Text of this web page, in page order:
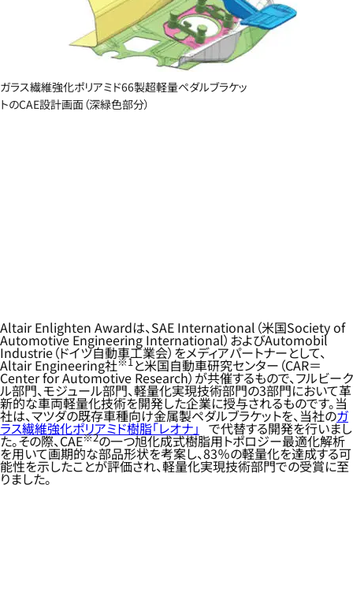
ガラス繊維強化ポリアミド66製超軽量ペダルブラケッ
トのCAE設計画面（深緑色部分）
Altair Enlighten Awardは、SAE International（米国Society of
Automotive Engineering International）およびAutomobil
Industrie（ドイツ自動車工業会）をメディアパートナーとして、
Altair Engineering社※1と米国自動車研究センター（CAR＝
Center for Automotive Research）が共催するもので、フルビーク
ル部門、モジュール部門、軽量化実現技術部門の3部門において革
新的な車両軽量化技術を開発した企業に授与されるものです。当
社は、マツダの既存車種向け金属製ペダルブラケットを、当社のガ
ラス繊維強化ポリアミド樹脂「レオナ」 で代替する開発を行いまし
た。その際、CAE※2の一つ旭化成式樹脂用トポロジー最適化解析
を用いて画期的な部品形状を考案し、83％の軽量化を達成する可
能性を示したことが評価され、軽量化実現技術部門での受賞に至
りました。